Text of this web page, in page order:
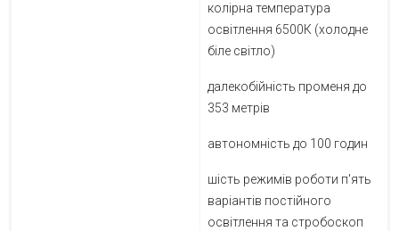
колірна температура
освітлення 6500К (холодне
біле світло)
далекобійність променя до
353 метрів
автономність до 100 годин
шість режимів роботи п'ять
варіантів постійного
освітлення та стробоскоп